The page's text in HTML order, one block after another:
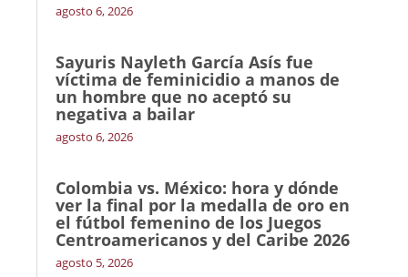
agosto 6, 2026
Sayuris Nayleth García Asís fue
víctima de feminicidio a manos de
un hombre que no aceptó su
negativa a bailar
agosto 6, 2026
Colombia vs. México: hora y dónde
ver la final por la medalla de oro en
el fútbol femenino de los Juegos
Centroamericanos y del Caribe 2026
agosto 5, 2026